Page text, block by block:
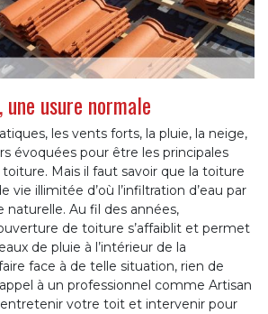
usure normale
les vents forts, la pluie, la neige,
évoquées pour être les principales
Mais il faut savoir que la toiture
vie illimitée d’où l’infiltration d’eau par
naturelle. Au fil des années,
de toiture s’affaiblit et permet
de pluie à l’intérieur de la
face à de telle situation, rien de
à un professionnel comme Artisan
votre toit et intervenir pour